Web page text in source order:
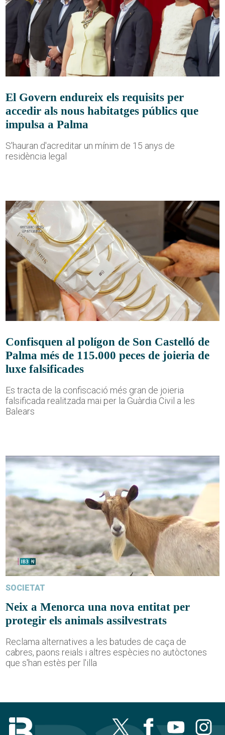
El Govern endureix els requisits per
accedir als nous habitatges públics que
impulsa a Palma
S'hauran d'acreditar un mínim de 15 anys de
residència legal
Confisquen al polígon de Son Castelló de
Palma més de 115.000 peces de joieria de
luxe falsificades
Es tracta de la confiscació més gran de joieria
falsificada realitzada mai per la Guàrdia Civil a les
Balears
SOCIETAT
Neix a Menorca una nova entitat per
protegir els animals assilvestrats
Reclama alternatives a les batudes de caça de
cabres, paons reials i altres espècies no autòctones
que s'han estès per l'illa